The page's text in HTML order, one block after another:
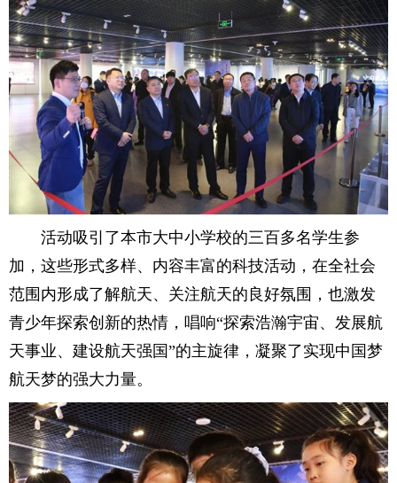
活动吸引了本市大中小学校的三百多名学生参
加，这些形式多样、内容丰富的科技活动，在全社会
范围内形成了解航天、关注航天的良好氛围，也激发
青少年探索创新的热情，唱响“探索浩瀚宇宙、发展航
天事业、建设航天强国”的主旋律，凝聚了实现中国梦
航天梦的强大力量。